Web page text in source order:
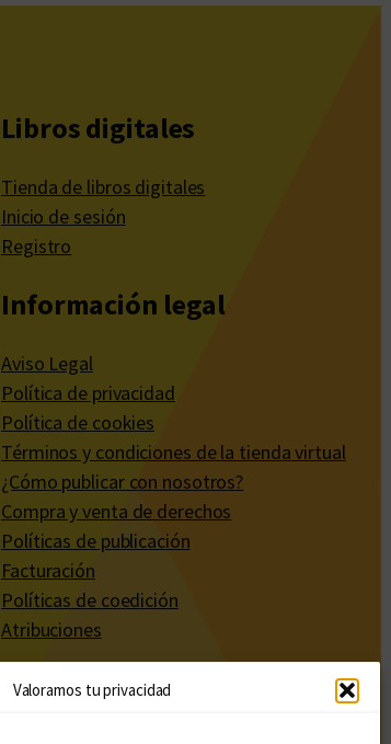
Valoramos tu privacidad
Libros digitales
Tienda de libros digitales
Inicio de sesión
Registro
Información legal
Aviso Legal
Política de privacidad
Política de cookies
Términos y condiciones de la tienda virtual
¿Cómo publicar con nosotros?
Compra y venta de derechos
Políticas de publicación
Facturación
Políticas de coedición
Atribuciones